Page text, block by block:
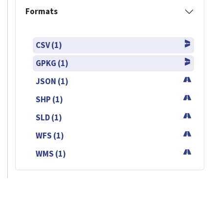
Formats
CSV (1)
GPKG (1)
JSON (1)
SHP (1)
SLD (1)
WFS (1)
WMS (1)